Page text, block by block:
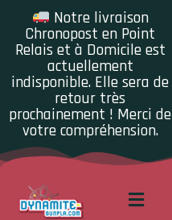
Notre livraison
Chronopost en Point
Relais et à Domicile est
actuellement
indisponible. Elle sera de
retour très
prochainement ! Merci de
votre compréhension.